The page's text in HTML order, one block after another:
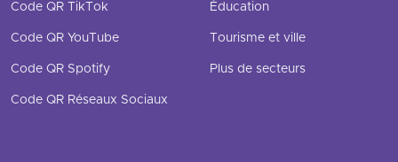
Code QR TikTok
Code QR YouTube
Code QR Spotify
Code QR Réseaux Sociaux
Éducation
Tourisme et ville
Plus de secteurs